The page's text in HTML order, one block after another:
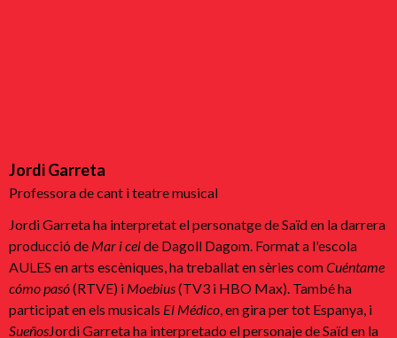
Jordi Garreta
Professora de cant i teatre musical
Jordi Garreta ha interpretat el personatge de Saïd en la darrera
producció de Mar i celde Dagoll Dagom. Format a l'escola
AULES en arts escèniques, ha treballat en sèries comCuéntame
cómo pasó(RTVE) i Moebius(TV3 i HBO Max). També ha
participat en els musicals El Médico, en gira per tot Espanya, i
SueñosJordi Garreta ha interpretado el personaje de Saïd en la